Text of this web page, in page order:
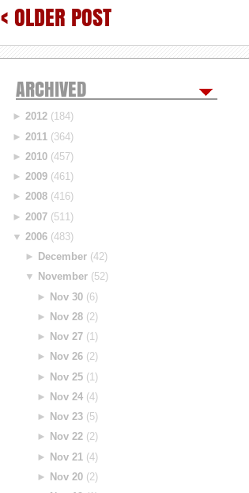
< OLDER POST
ARCHIVED
►2012 (184)
►2011 (364)
►2010 (457)
►2009 (461)
►2008 (416)
►2007 (511)
▼2006 (483)
►
December(42)
▼ November(52)
► Nov 30 (6)
►
Nov 28 (2)
►
Nov 27 (1)
►
Nov 26 (2)
► Nov 25 (1)
►
Nov 24 (4)
►
Nov 23 (5)
►
Nov 22 (2)
► Nov 21 (4)
►
Nov 20 (2)